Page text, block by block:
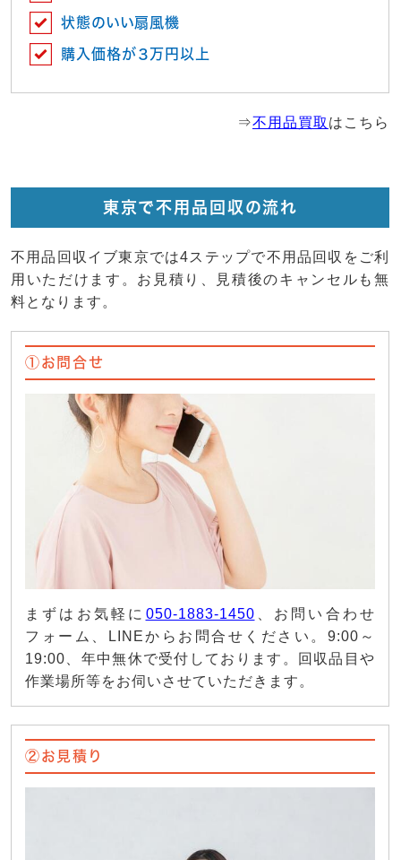
状態のいい扇風機
購入価格が３万円以上
⇒不用品買取 はこちら
東京で不用品回収の流れ
不用品回収イブ東京では4ステップで不用品回収をご利
用いただけます。お見積り、見積後のキャンセルも無
料となります。
①お問合せ
まずはお気軽に 050-1883-1450 、お問い合わせ
フォーム、LINEからお問合せください。9:00～
19:00、年中無休で受付しております。回収品目や
作業場所等をお伺いさせていただきます。
②お見積り